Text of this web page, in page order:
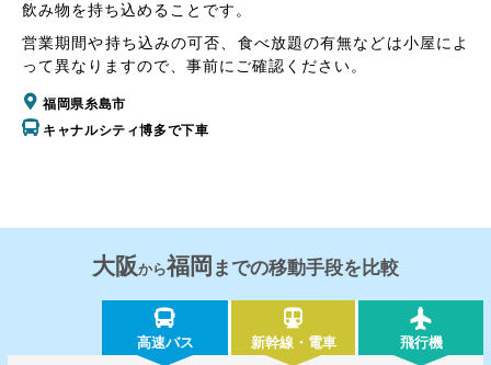
飲み物を持ち込めることです。
営業期間や持ち込みの可否、食べ放題の有無などは小屋によ
って異なりますので、事前にご確認ください。
福岡県糸島市
キャナルシティ博多で下車
大阪から福岡 までの移動手段を比較
高速バス 新幹線・電車 飛行機